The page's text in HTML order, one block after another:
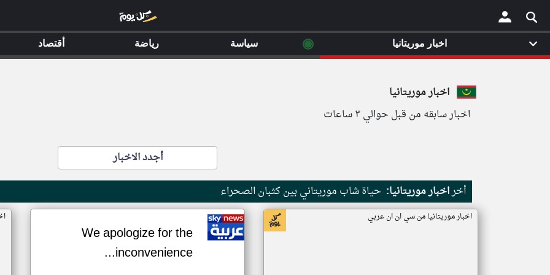
×
اخبار موريتانيا
اخبار سابقه من قبل حوالي ٣ ساعات
أجدد الاخبار
أخراخبار موريتانيا: حياة شاب موريتاني بين كثبان الصحراء
اخبار موريتانيا من سي ان ان عربي
We apologize for the
inconvenience...
اخبار موريتانيا ◉ سياسة رياضة أقتصاد